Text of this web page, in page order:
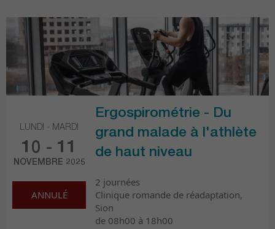
LUNDI - MARDI
10 - 11
NOVEMBRE 2025
ANNULÉ
Ergospirométrie - Du
grand malade à l'athlète
de haut niveau
2 journées
Clinique romande de réadaptation,
Sion
de 08h00 à 18h00